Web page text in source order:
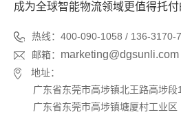
成为全球智能物流领域更值得托
热线：400-090-1058 / 136-3170-
邮箱： marketing@dgsunli.com
地址：
广东省东莞市高埗镇北王路高埗段
广东省东莞市高埗镇塘厦村工业区